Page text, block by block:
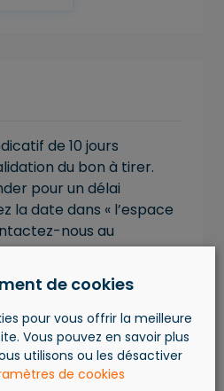
de 10 jours
du bon à tirer.
pour un délai
la date dans « l’espace
nous au
de cookies
pour vous offrir la meilleure
Vous pouvez en savoir plus
utilisons ou les désactiver
de cookies